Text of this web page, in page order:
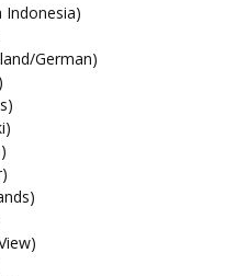
Indonesia)
German)